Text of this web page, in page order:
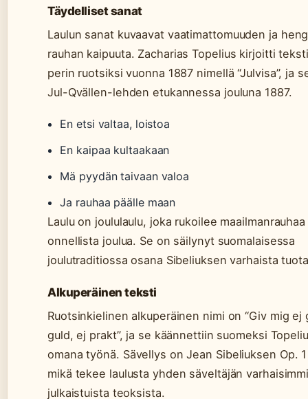
Täydelliset sanat
Laulun sanat kuvaavat vaatimattomuuden ja
rauhan kaipuuta. Zacharias Topelius kirjoitti
perin ruotsiksi vuonna 1887 nimellä “Julvisa”, ja
Jul-Qvällen-lehden etukannessa jouluna 1887.
En etsi valtaa, loistoa
En kaipaa kultaakaan
Mä pyydän taivaan valoa
Ja rauhaa päälle maan
Laulu on joululaulu, joka rukoilee maailmanrauhaa
onnellista joulua. Se on säilynyt suomalaisessa
joulutraditiossa osana Sibeliuksen varhaista
Alkuperäinen teksti
Ruotsinkielinen alkuperäinen nimi on “Giv mig ej
guld, ej prakt”, ja se käännettiin suomeksi
omana työnä. Sävellys on Jean Sibeliuksen Op.
mikä tekee laulusta yhden säveltäjän
julkaistuista teoksista.